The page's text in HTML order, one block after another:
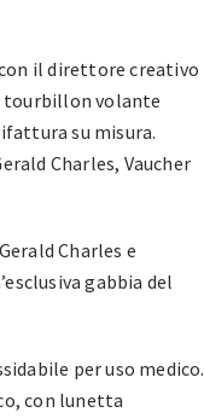
il direttore creativo
tourbillon volante
su misura.
Charles, Vaucher
Charles e
gabbia del
per uso medico.
con lunetta